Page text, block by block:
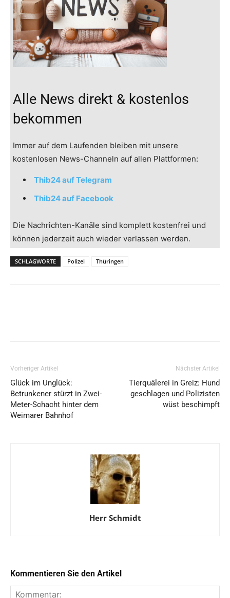
Alle News direkt & kostenlos
bekommen
Immer auf dem Laufenden bleiben mit unsere
kostenlosen News-Channeln auf allen Plattformen:
Thib24 auf Telegram
Thib24 auf Facebook
Die Nachrichten-Kanäle sind komplett kostenfrei und
können jederzeit auch wieder verlassen werden.
SCHLAGWORTE Polizei Thüringen
Vorheriger Artikel
Glück im Unglück:
Betrunkener stürzt in Zwei-
Meter-Schacht hinter dem
Weimarer Bahnhof
Nächster Artikel
Tierquälerei in Greiz: Hund
geschlagen und Polizisten
wüst beschimpft
Herr Schmidt
Kommentieren Sie den Artikel